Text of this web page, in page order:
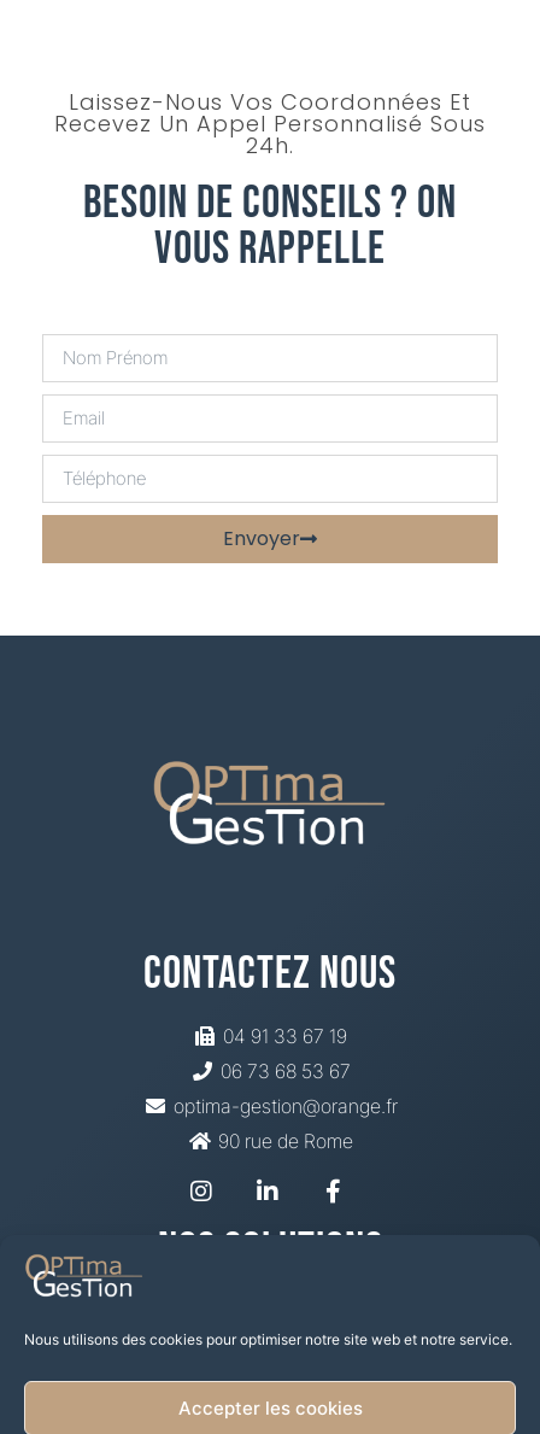
Nous utilisons des cookies pour optimiser notre site web et notre service.
Accepter les cookies
Laissez-Nous Vos Coordonnées Et
Recevez Un Appel Personnalisé Sous
24h.
Besoin De Conseils ? On
Vous Rappelle
Envoyer
Contactez Nous
04 91 33 67 19
06 73 68 53 67
optima-gestion@orange.fr
90 rue de Rome
Nos Solutions
Mutuelle
Placement financier